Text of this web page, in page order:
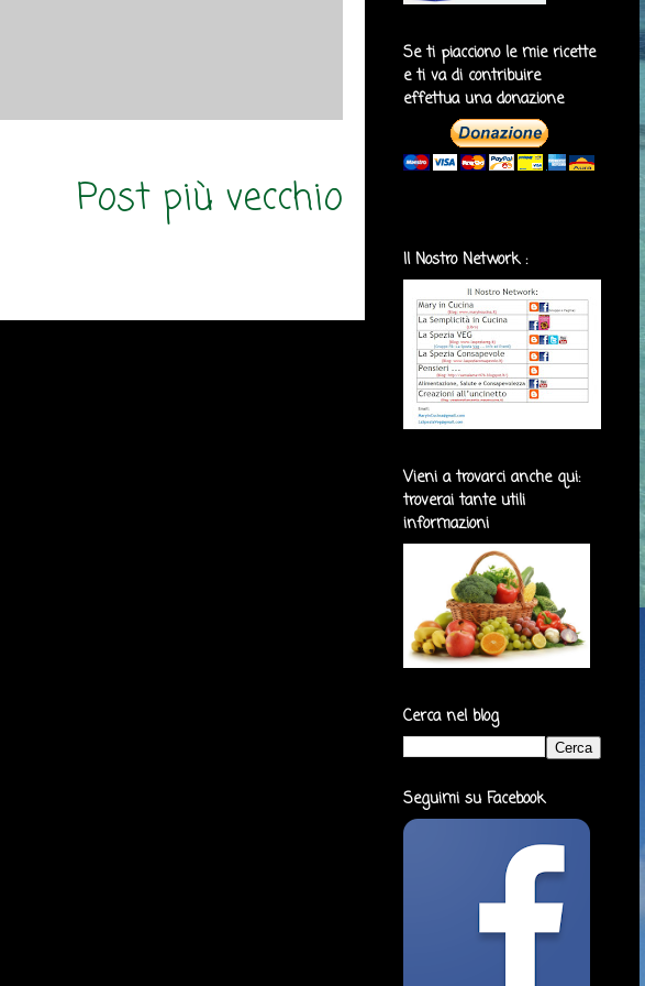
Post più vecchio
Se ti piacciono le mie ricette
e ti va di contribuire
effettua una donazione
Il Nostro Network :
Vieni a trovarci anche qui:
troverai tante utili
informazioni
Cerca nel blog
Seguimi su Facebook